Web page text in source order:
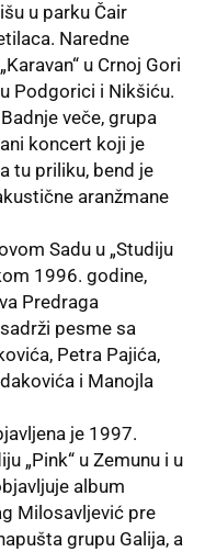
u parku Čair
Naredne
u Crnoj Gori
Podgorici i Nikšiću.
veče, grupa
koncert koji je
tu priliku, bend je
aranžmane
Sadu u „Studiju
1996. godine,
Predraga
pesme sa
Petra Pajića,
i Manojla
je 1997.
„Pink“ u Zemunu i u
album
Milosavljević pre
grupu Galija, a